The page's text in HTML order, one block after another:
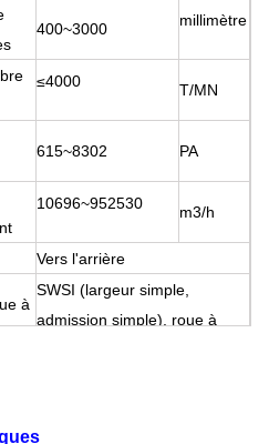
400~3000 millimètre
≤4000 T/MN
615~8302 PA
10696~952530 m3/h
Vers l'arrière
à
SWSI (largeur simple,
admission simple), roue à